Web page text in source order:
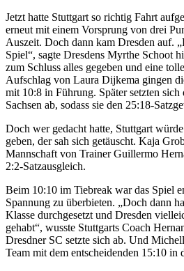
Jetzt hatte Stuttgart so richtig Fahrt
erneut mit einem Vorsprung von drei
Auszeit. Doch dann kam Dresden auf.
Spiel“, sagte Dresdens Myrthe Schoot
zum Schluss alles gegeben und eine
Aufschlag von Laura Dijkema gingen
mit 10:8 in Führung. Später setzten
Sachsen ab, sodass sie den 25:18-
Doch wer gedacht hatte, Stuttgart
geben, der sah sich getäuscht. Kaja
Mannschaft von Trainer Guillermo
2:2-Satzausgleich.
Beim 10:10 im Tiebreak war das Spiel
Spannung zu überbieten. „Doch dann
Klasse durchgesetzt und Dresden
gehabt“, wusste Stuttgarts Coach
Dresdner SC setzte sich ab. Und
Team mit dem entscheidenden 15:10 in